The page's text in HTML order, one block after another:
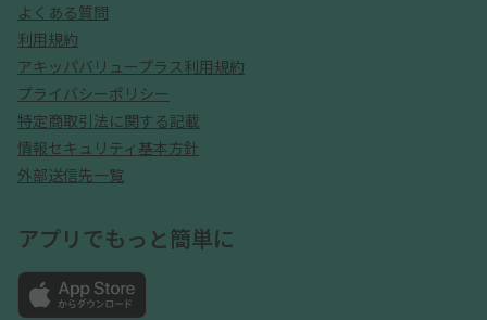
よくある質問
利用規約
アキッパバリュープラス利用規約
プライバシーポリシー
特定商取引法に関する記載
情報セキュリティ基本方針
外部送信先一覧
アプリでもっと簡単に